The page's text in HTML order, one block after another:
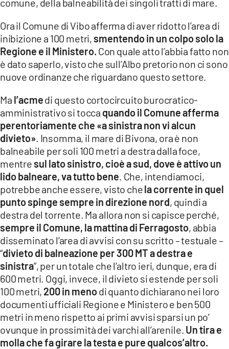
Ora il Comune di Vibo afferma di aver ridotto l’area di
inibizione a 100 metri, smentendo in un colpo solo la
Regione e il Ministero. Con quale atto l’abbia fatto non
è dato saperlo, visto che sull’Albo pretorio non ci sono
nuove ordinanze che riguardano questo settore.
Ma l’acmedi questo cortocircuito burocratico-
amministrativo si tocca quando il Comune afferma
perentoriamente che «a sinistra non vi alcun
divieto» . Insomma, il mare di Bivona, ora è non
balneabile per soli 100 metri a destra dalla foce,
mentre sul lato sinistro, cioè a sud, dove è attivo un
lido balneare, va tutto bene . Che, intendiamoci,
potrebbe anche essere, visto chela corrente in quel
punto spinge sempre in direzione nord, quindi a
destra del torrente. Ma allora non si capisce perché,
sempre il Comune, la mattina di Ferragosto, abbia
disseminato l’area di avvisi con su scritto – testuale –
“divieto di balneazione per 300 MT a destra e
sinistra”, per un totale che l’altro ieri, dunque, era di
600 metri. Oggi, invece, il divieto si estende per soli
100 metri, 200 in menodi quanto dichiarano nei loro
documenti ufficiali Regione e Ministero e ben 500
metri in meno rispetto ai primi avvisi sparsi un po’
ovunque in prossimità dei varchi all’arenile. Un tira e
molla che fa girare la testa e pure qualcos’altro.